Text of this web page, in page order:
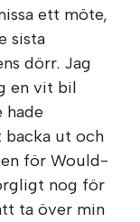
ett möte,
sista
dörr. Jag
en vit bil
hade
ut och
för Would-
nog för
ta över min